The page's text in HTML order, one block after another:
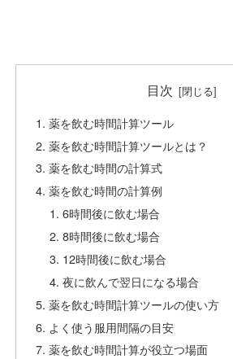
目次
薬を飲む時間計算ツール
薬を飲む時間計算ツールとは？
薬を飲む時間の計算式
薬を飲む時間の計算例
6時間後に飲む場合
8時間後に飲む場合
12時間後に飲む場合
夜に飲んで翌日になる場合
薬を飲む時間計算ツールの使い方
よく使う服用間隔の目安
薬を飲む時間計算が役立つ場面